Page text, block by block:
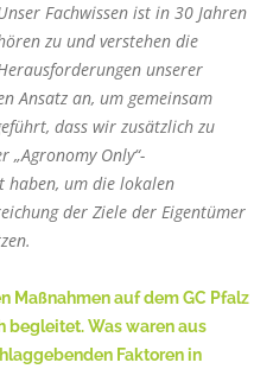
Fachwissen ist in 30 Jahren
zu und verstehen die
unserer
Ansatz an, um gemeinsam
dass wir zusätzlich zu
„Agronomy Only“-
haben, um die lokalen
der Ziele der Eigentümer
Maßnahmen auf dem GC Pfalz
begleitet. Was waren aus
Faktoren in